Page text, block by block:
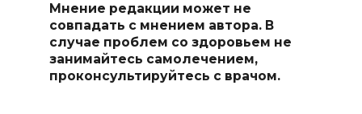
Мнение редакции может не
совпадать с мнением автора. В
случае проблем со здоровьем не
занимайтесь самолечением,
проконсультируйтесь с врачом.